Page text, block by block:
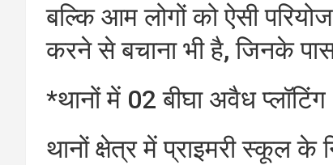
बल्कि आम लोगों को ऐसी
करने से बचाना भी है, जिनके
*थानों में 02 बीघा अवैध
थानों क्षेत्र में प्राइमरी स्कूल